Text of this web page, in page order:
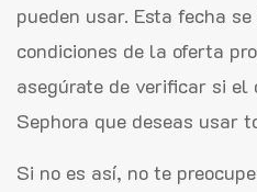
pueden usar. Esta fecha
condiciones de la oferta
asegúrate de verificar si el
Sephora que deseas usar
Si no es así, no te